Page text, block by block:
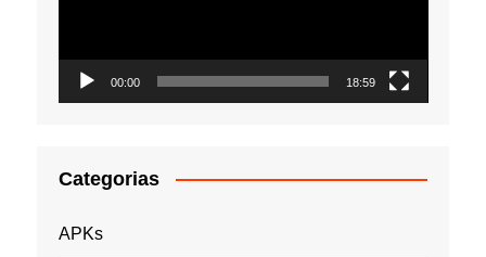
00:00 18:59
Categorias
APKs